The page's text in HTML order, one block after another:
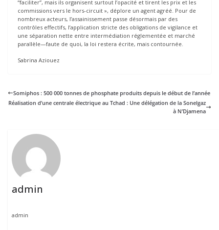
“faciliter”, mais ils organisent surtout l’opacité et tirent les prix et les
commissions vers le hors-circuit », déplore un agent agréé. Pour de
nombreux acteurs, l’assainissement passe désormais par des
contrôles effectifs, l’application stricte des obligations de vigilance et
une séparation nette entre intermédiation réglementée et marché
parallèle—faute de quoi, la loi restera écrite, mais contournée.
Sabrina Aziouez
Somiphos : 500 000 tonnes de phosphate produits depuis le début de l’année
Réalisation d’une centrale électrique au Tchad : Une délégation de la Sonelgaz
à N’Djamena
admin
admin